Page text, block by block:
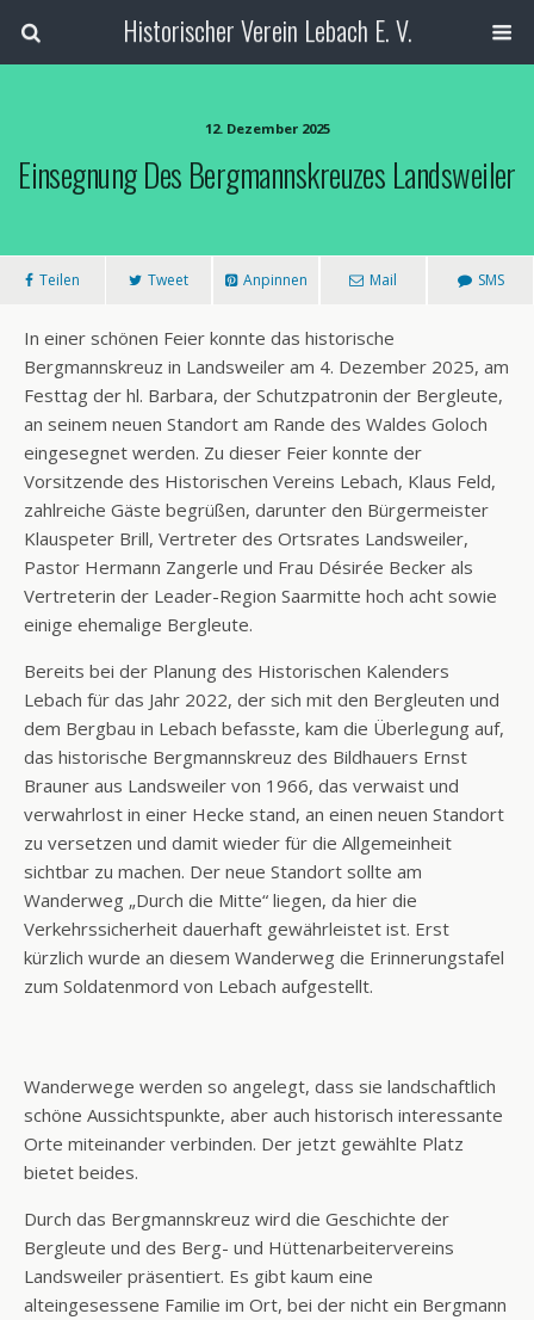
Historischer Verein Lebach E. V.
12. Dezember 2025
Einsegnung Des Bergmannskreuzes Landsweiler
Teilen Tweet Anpinnen Mail SMS
In einer schönen Feier konnte das historische
Bergmannskreuz in Landsweiler am 4. Dezember 2025, am
Festtag der hl. Barbara, der Schutzpatronin der Bergleute,
an seinem neuen Standort am Rande des Waldes Goloch
eingesegnet werden. Zu dieser Feier konnte der
Vorsitzende des Historischen Vereins Lebach, Klaus Feld,
zahlreiche Gäste begrüßen, darunter den Bürgermeister
Klauspeter Brill, Vertreter des Ortsrates Landsweiler,
Pastor Hermann Zangerle und Frau Désirée Becker als
Vertreterin der Leader-Region Saarmitte hoch acht sowie
einige ehemalige Bergleute.
Bereits bei der Planung des Historischen Kalenders
Lebach für das Jahr 2022, der sich mit den Bergleuten und
dem Bergbau in Lebach befasste, kam die Überlegung auf,
das historische Bergmannskreuz des Bildhauers Ernst
Brauner aus Landsweiler von 1966, das verwaist und
verwahrlost in einer Hecke stand, an einen neuen Standort
zu versetzen und damit wieder für die Allgemeinheit
sichtbar zu machen. Der neue Standort sollte am
Wanderweg „Durch die Mitte“ liegen, da hier die
Verkehrssicherheit dauerhaft gewährleistet ist. Erst
kürzlich wurde an diesem Wanderweg die Erinnerungstafel
zum Soldatenmord von Lebach aufgestellt.
Wanderwege werden so angelegt, dass sie landschaftlich
schöne Aussichtspunkte, aber auch historisch interessante
Orte miteinander verbinden. Der jetzt gewählte Platz
bietet beides.
Durch das Bergmannskreuz wird die Geschichte der
Bergleute und des Berg- und Hüttenarbeitervereins
Landsweiler präsentiert. Es gibt kaum eine
alteingesessene Familie im Ort, bei der nicht ein Bergmann